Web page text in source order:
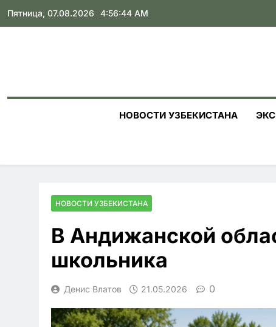
Skip
Пятница, 07.08.2026 4:56:46 AM
НОВОСТИ УЗБЕКИСТАНА
НОВОСТИ УЗБЕКИСТАНА
В Андижанской
школьника
Денис Влатов 21.05.2026 0